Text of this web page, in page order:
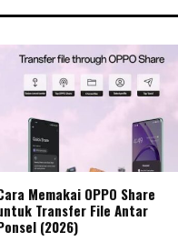
Memakai OPPO Share
Transfer File Antar
(2026)